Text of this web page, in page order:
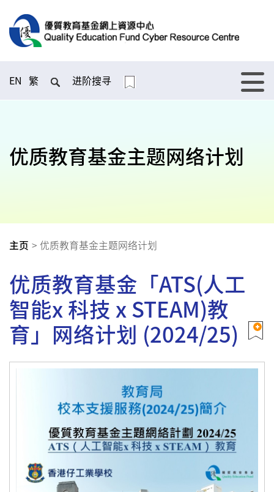
EN 繁 进阶搜寻
优质教育基金主题网络计划
主页 > 优质教育基金主题网络计划
优质教育基金「ATS(人工
智能x 科技 x STEAM)教
育」网络计划 (2024/25)